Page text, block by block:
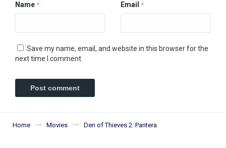
Name * Email *
Save my name, email, and website in this browser for the
next time I comment.
Home Movies Den of Thieves 2: Pantera